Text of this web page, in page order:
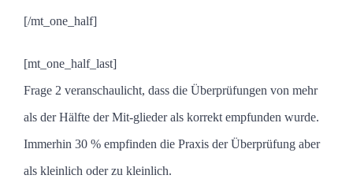
[/mt_one_half]
[mt_one_half_last]
Frage 2 veranschaulicht, dass die Überprüfungen von mehr
als der Hälfte der Mit-glieder als korrekt empfunden wurde.
Immerhin 30 % empfinden die Praxis der Überprüfung aber
als kleinlich oder zu kleinlich.